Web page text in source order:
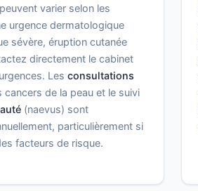
peuvent varier selon les
urgence dermatologique
sévère, éruption cutanée
directement le cabinet
Lesconsultations
cancers de la peau et le suivi
(naevus) sont
particulièrement si
facteurs de risque.